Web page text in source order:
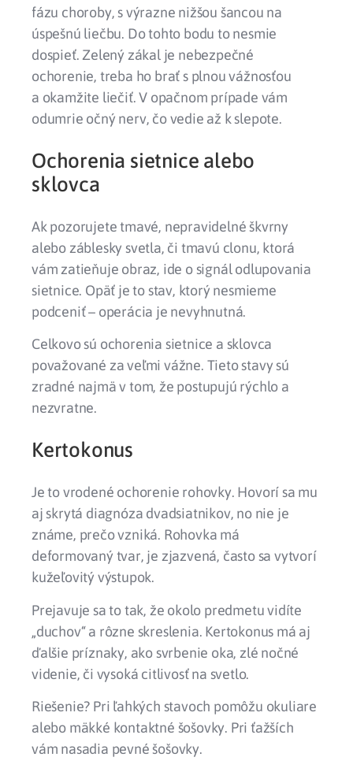
fázu choroby, s výrazne nižšou šancou na
úspešnú liečbu. Do tohto bodu to nesmie
dospieť. Zelený zákal je nebezpečné
ochorenie, treba ho brať s plnou vážnosťou
a okamžite liečiť. V opačnom prípade vám
odumrie očný nerv, čo vedie až k slepote.
Ochorenia sietnice alebo
sklovca
Ak pozorujete tmavé, nepravidelné škvrny
alebo záblesky svetla, či tmavú clonu, ktorá
vám zatieňuje obraz, ide o signál odlupovania
sietnice. Opäť je to stav, ktorý nesmieme
podceniť – operácia je nevyhnutná.
Celkovo sú ochorenia sietnice a sklovca
považované za veľmi vážne. Tieto stavy sú
zradné najmä v tom, že postupujú rýchlo a
nezvratne.
Kertokonus
Je to vrodené ochorenie rohovky. Hovorí sa mu
aj skrytá diagnóza dvadsiatnikov, no nie je
známe, prečo vzniká. Rohovka má
deformovaný tvar, je zjazvená, často sa vytvorí
kužeľovitý výstupok.
Prejavuje sa to tak, že okolo predmetu vidíte
„duchov“ a rôzne skreslenia. Kertokonus má aj
ďalšie príznaky, ako svrbenie oka, zlé nočné
videnie, či vysoká citlivosť na svetlo.
Riešenie? Pri ľahkých stavoch pomôžu okuliare
alebo mäkké kontaktné šošovky. Pri ťažších
vám nasadia pevné šošovky.